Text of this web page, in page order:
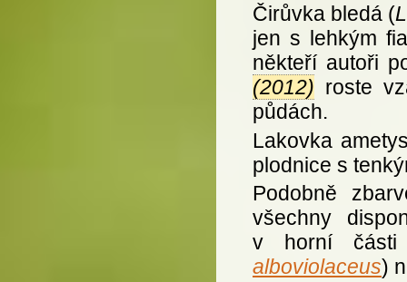
Čirůvka bledá (
jen s lehkým
někteří autoři
(2012) roste
půdách.
Lakovka
plodnice s
Podobně
všechny
v horní části
alboviolaceus)